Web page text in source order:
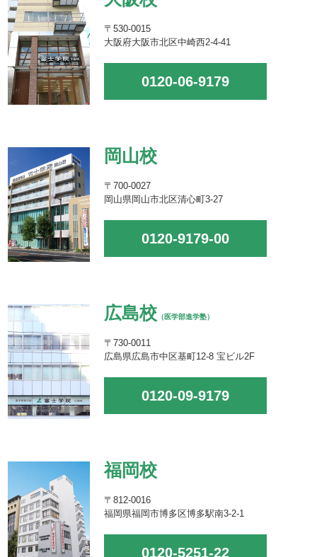
〒530-0015
大阪府大阪市北区中崎西2-4-41
0120-06-9179
岡山校
〒700-0027
岡山県岡山市北区清心町3-27
0120-9179-00
広島校 （医学部進学塾）
〒730-0011
広島県広島市中区基町12-8 宝ビル2F
0120-09-9179
福岡校
〒812-0016
福岡県福岡市博多区博多駅南3-2-1
0120-5251-22